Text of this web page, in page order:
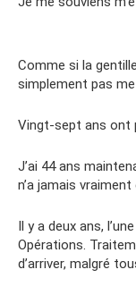
Comme si la
simplement pas
Vingt-sept ans ont
J’ai 44 ans
n’a jamais
Il y a deux ans,
Opérations.
d’arriver, malgré